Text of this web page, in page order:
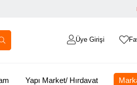
Üye Girişi
Yapı Market/ Hırdavat